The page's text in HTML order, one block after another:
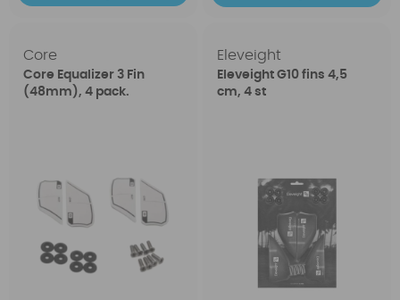
Core
Core Equalizer 3 Fin
(48mm), 4 pack.
Eleveight
Eleveight G10 fins 4,5
cm, 4 st